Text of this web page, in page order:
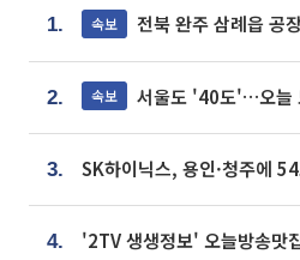
1. 속보 전북 완주 삼례읍 공
2. 속보 서울도 '40도'…오늘
3.
4.